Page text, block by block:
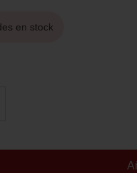
en stock